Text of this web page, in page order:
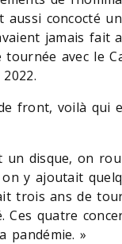
concocté
jamais fait
avec le
front, voilà qui
un disque, on
y ajoutait
trois ans de
Ces quatre
pandémie. »